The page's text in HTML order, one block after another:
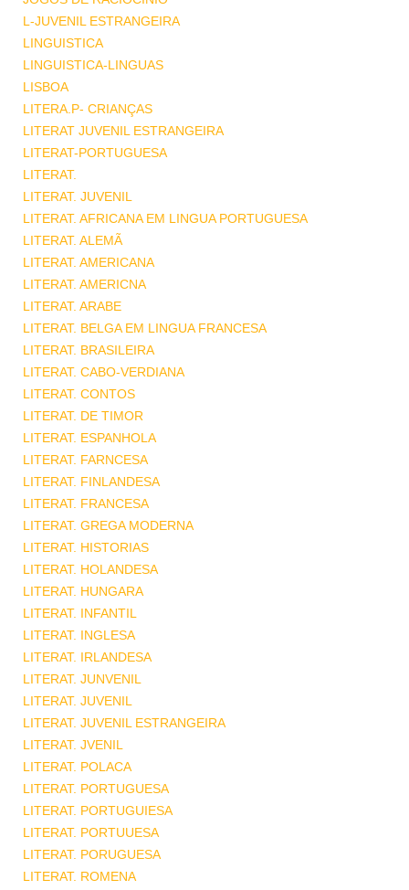
L-JUVENIL ESTRANGEIRA
LINGUISTICA
LINGUISTICA-LINGUAS
LISBOA
LITERA.P- CRIANÇAS
LITERAT JUVENIL ESTRANGEIRA
LITERAT-PORTUGUESA
LITERAT.
LITERAT. JUVENIL
LITERAT. AFRICANA EM LINGUA PORTUGUESA
LITERAT. ALEMÃ
LITERAT. AMERICANA
LITERAT. AMERICNA
LITERAT. ARABE
LITERAT. BELGA EM LINGUA FRANCESA
LITERAT. BRASILEIRA
LITERAT. CABO-VERDIANA
LITERAT. CONTOS
LITERAT. DE TIMOR
LITERAT. ESPANHOLA
LITERAT. FARNCESA
LITERAT. FINLANDESA
LITERAT. FRANCESA
LITERAT. GREGA MODERNA
LITERAT. HISTORIAS
LITERAT. HOLANDESA
LITERAT. HUNGARA
LITERAT. INFANTIL
LITERAT. INGLESA
LITERAT. IRLANDESA
LITERAT. JUNVENIL
LITERAT. JUVENIL
LITERAT. JUVENIL ESTRANGEIRA
LITERAT. JVENIL
LITERAT. POLACA
LITERAT. PORTUGUESA
LITERAT. PORTUGUIESA
LITERAT. PORTUUESA
LITERAT. PORUGUESA
LITERAT. ROMENA